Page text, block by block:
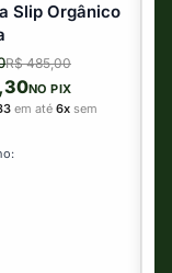
Slip Orgânico
R$ 485,00
NO PIX
em até 6x sem